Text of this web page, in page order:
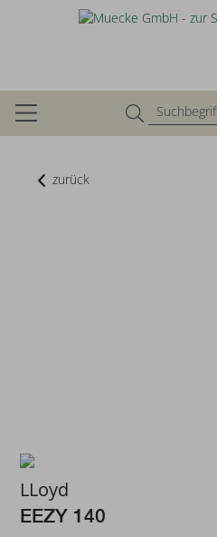
zurück
LLoyd
EEZY 140